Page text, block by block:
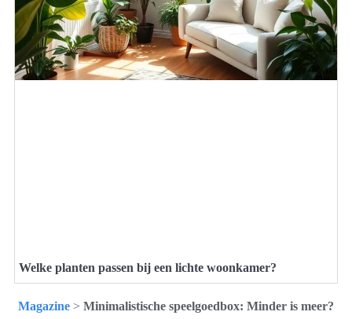
Welke planten passen bij een lichte woonkamer?
Magazine > Minimalistische speelgoedbox: Minder is meer?